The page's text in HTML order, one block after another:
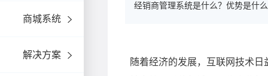
商城系统
解决方案
经销商管理系统是什么？优势是什